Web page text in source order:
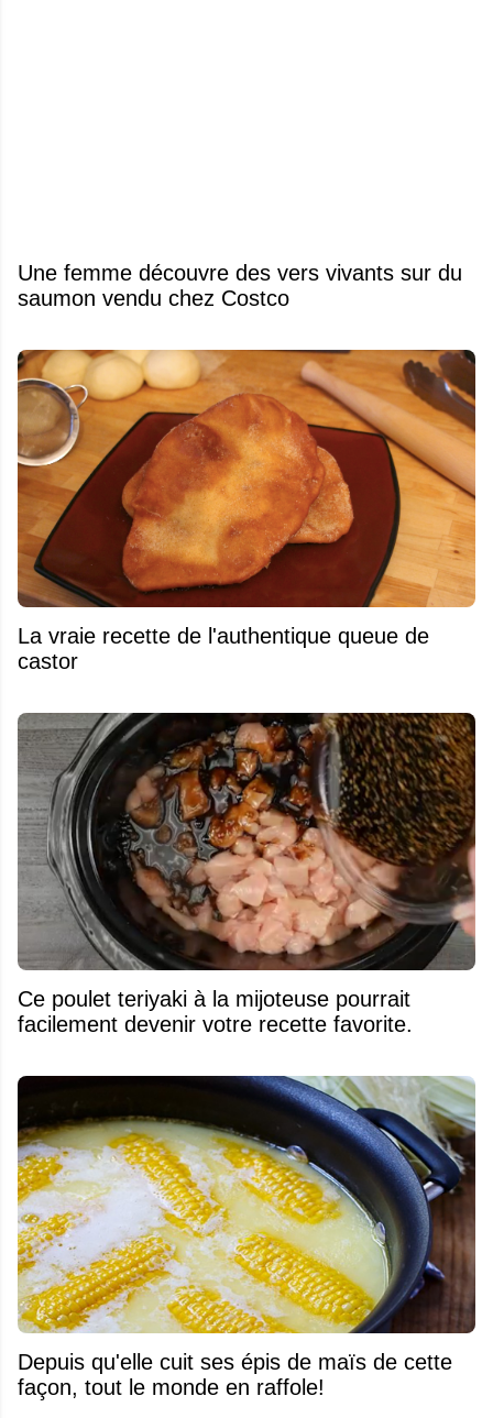
Une femme découvre des vers vivants sur du
saumon vendu chez Costco
La vraie recette de l'authentique queue de
castor
Ce poulet teriyaki à la mijoteuse pourrait
facilement devenir votre recette favorite.
Depuis qu'elle cuit ses épis de maïs de cette
façon, tout le monde en raffole!